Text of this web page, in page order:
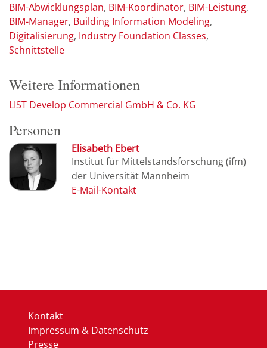
BIM-Abwicklungsplan BIM-Koordinator BIM-Leistung
BIM-Manager Building Information Modeling
Digitalisierung Industry Foundation Classes
Schnittstelle
Weitere Informationen
LIST Develop Commercial GmbH & Co. KG
Personen
Elisabeth Ebert
Institut für Mittelstandsforschung (ifm)
der Universität Mannheim
Kontakt
Impressum & Datenschutz
Presse